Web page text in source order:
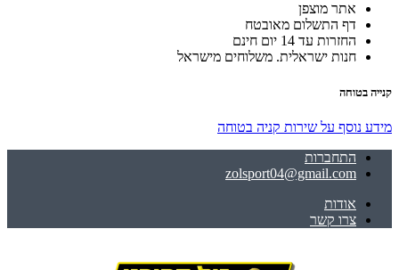
אתר מוצפן
דף התשלום מאובטח
החזרות עד 14 יום חינם
חנות ישראלית. משלוחים מישראל
קנייה בטוחה
מידע נוסף על שירות קניה בטוחה
התחברות
zolsport04@gmail.com
אודות
צרו קשר